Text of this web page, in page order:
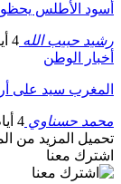
أسود الأطلس
رشيد حبيب الله 4 أيام منذ
أخبار الوطن
المغرب سيد على
محمد حسناوي 4 أيام منذ
تحميل المزيد من
اشترك معنا